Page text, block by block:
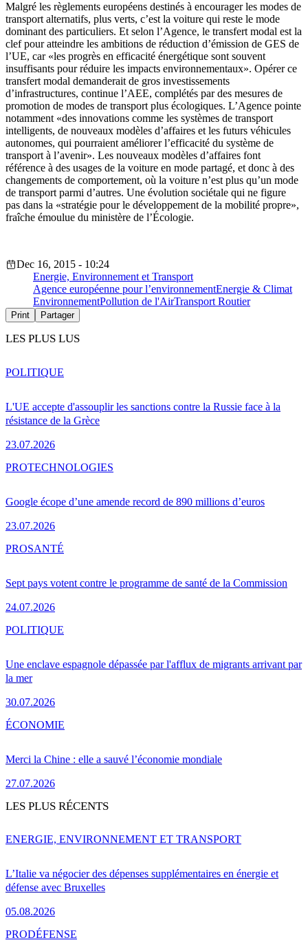
Malgré les règlements européens destinés à encourager les modes de
transport alternatifs, plus verts, c’est la voiture qui reste le mode
dominant des particuliers. Et selon l’Agence, le transfert modal est la
clef pour atteindre les ambitions de réduction d’émission de GES de
l’UE, car «les progrès en efficacité énergétique sont souvent
insuffisants pour réduire les impacts environnementaux». Opérer ce
transfert modal demanderait de gros investissements
d’infrastructures, continue l’AEE, complétés par des mesures de
promotion de modes de transport plus écologiques. L’Agence pointe
notamment «des innovations comme les systèmes de transport
intelligents, de nouveaux modèles d’affaires et les futurs véhicules
autonomes, qui pourraient améliorer l’efficacité du système de
transport à l’avenir». Les nouveaux modèles d’affaires font
référence à des usages de la voiture en mode partagé, et donc à des
changements de comportement, où la voiture n’est plus qu’un mode
de transport parmi d’autres. Une évolution sociétale qui ne figure
pas dans la «stratégie pour le développement de la mobilité propre»,
fraîche émoulue du ministère de l’Écologie.
Dec 16, 2015 - 10:24
Energie, Environnement et Transport
Agence européenne pour l’environnementEnergie & Climat
EnvironnementPollution de l'AirTransport Routier
Print Partager
LES PLUS LUS
L'UE accepte d'assouplir les sanctions contre la Russie face à la
résistance de la Grèce
23.07.2026
POLITIQUE
Google écope d’une amende record de 890 millions d’euros
23.07.2026
PROTECHNOLOGIES
Sept pays votent contre le programme de santé de la Commission
24.07.2026
PROSANTÉ
Une enclave espagnole dépassée par l'afflux de migrants arrivant par
la mer
30.07.2026
POLITIQUE
Merci la Chine : elle a sauvé l’économie mondiale
27.07.2026
ÉCONOMIE
LES PLUS RÉCENTS
L’Italie va négocier des dépenses supplémentaires en énergie et
défense avec Bruxelles
05.08.2026
ENERGIE, ENVIRONNEMENT ET TRANSPORT
PRODÉFENSE